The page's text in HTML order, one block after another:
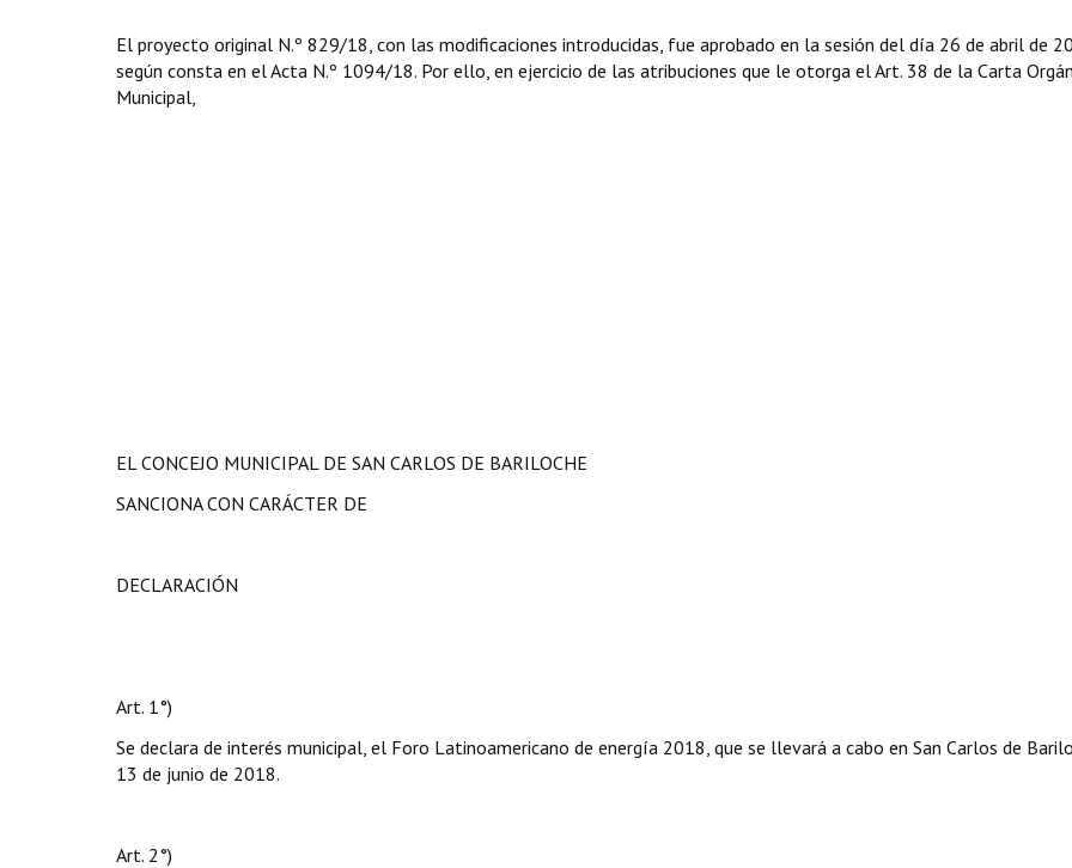
El proyecto original N.º 829/18, con las modificaciones introducidas, fue aprobado en la sesión del día 26 de abril de
según consta en el Acta N.º 1094/18. Por ello, en ejercicio de las atribuciones que le otorga el Art. 38 de la Carta
Municipal,
EL CONCEJO MUNICIPAL DE SAN CARLOS DE BARILOCHE
SANCIONA CON CARÁCTER DE
DECLARACIÓN
Art. 1°)
Se declara de interés municipal, el Foro Latinoamericano de energía 2018, que se llevará a cabo en San Carlos de
13 de junio de 2018.
Art. 2°)